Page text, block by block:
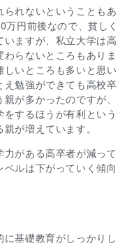
れないということもあ
万円前後なので、貧しく
いますが、私立大学は高
らないところもありま
いところも多いと思い
え勉強ができても高校卒
が多かったのですが、
するほうが有利という
が増えています。
がある高卒者が減って
ルは下がっていく傾向
基礎教育がしっかりし